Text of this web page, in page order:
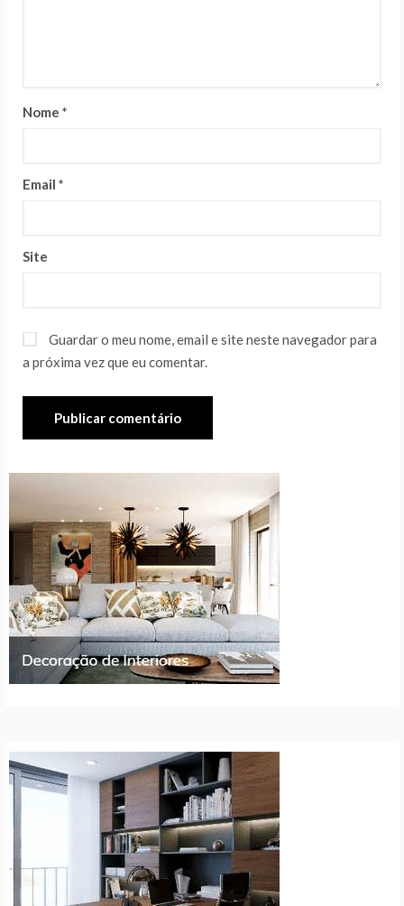
Nome *
Email *
Site
Guardar o meu nome, email e site neste navegador para
a próxima vez que eu comentar.